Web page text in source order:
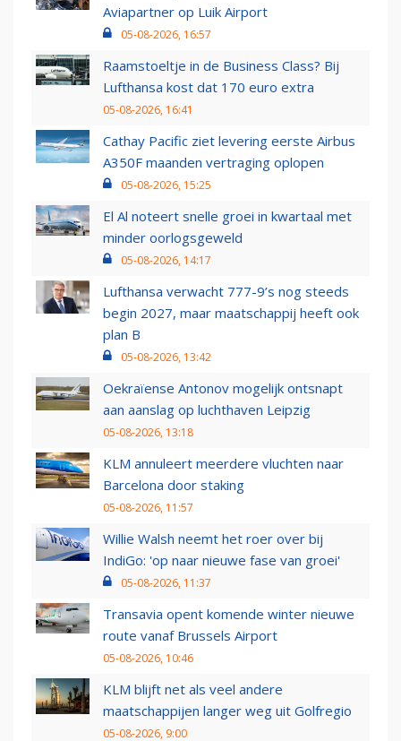
Aviapartner op Luik Airport
05-08-2026, 16:57
Raamstoeltje in de Business Class? Bij
Lufthansa kost dat 170 euro extra
05-08-2026, 16:41
Cathay Pacific ziet levering eerste Airbus
A350F maanden vertraging oplopen
05-08-2026, 15:25
El Al noteert snelle groei in kwartaal met
minder oorlogsgeweld
05-08-2026, 14:17
Lufthansa verwacht 777-9’s nog steeds
begin 2027, maar maatschappij heeft ook
plan B
05-08-2026, 13:42
Oekraïense Antonov mogelijk ontsnapt
aan aanslag op luchthaven Leipzig
05-08-2026, 13:18
KLM annuleert meerdere vluchten naar
Barcelona door staking
05-08-2026, 11:57
Willie Walsh neemt het roer over bij
IndiGo: 'op naar nieuwe fase van groei'
05-08-2026, 11:37
Transavia opent komende winter nieuwe
route vanaf Brussels Airport
05-08-2026, 10:46
KLM blijft net als veel andere
maatschappijen langer weg uit Golfregio
05-08-2026, 9:00